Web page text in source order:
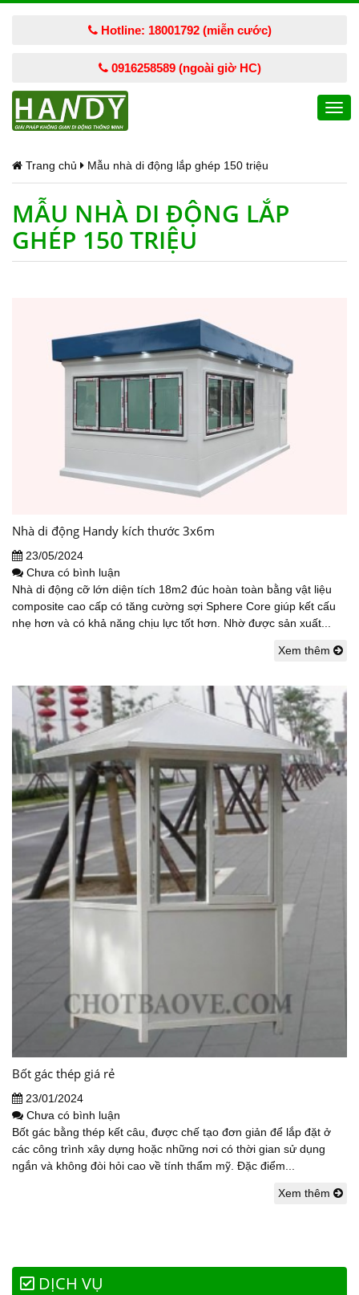
Hotline: 18001792 (miễn cước)
0916258589 (ngoài giờ HC)
Trang chủ Mẫu nhà di động lắp ghép 150 triệu
MẪU NHÀ DI ĐỘNG LẮP
GHÉP 150 TRIỆU
Nhà di động Handy kích thước 3x6m
23/05/2024
Chưa có bình luận
Nhà di động cỡ lớn diện tích 18m2 đúc hoàn toàn bằng vật liệu
composite cao cấp có tăng cường sợi Sphere Core giúp kết cấu
nhẹ hơn và có khả năng chịu lực tốt hơn. Nhờ được sản xuất...
Xem thêm
Bốt gác thép giá rẻ
23/01/2024
Chưa có bình luận
Bốt gác bằng thép kết câu, được chế tạo đơn giản để lắp đặt ở
các công trình xây dựng hoặc những nơi có thời gian sử dụng
ngắn và không đòi hỏi cao về tính thẩm mỹ. Đặc điểm...
Xem thêm
DỊCH VỤ